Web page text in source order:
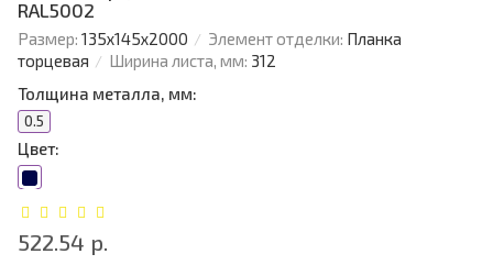
RAL5002
Размер: 135х145х2000 Элемент отделки: Планка
торцевая
Ширина листа, мм: 312
Толщина металла, мм:
0.5
Цвет:
522.54 р.